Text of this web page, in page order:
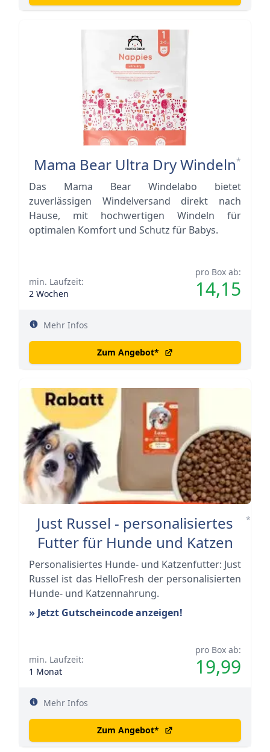
Mama Bear Ultra Dry Windeln*
Das Mama Bear Windelabo bietet
zuverlässigen Windelversand direkt nach
Hause, mit hochwertigen Windeln für
optimalen Komfort und Schutz für Babys.
pro Box ab:
14,15
min. Laufzeit:
2 Wochen
Mehr Infos
Zum Angebot*
Just Russel - personalisiertes
Futter für Hunde und Katzen
*
Personalisiertes Hunde- und Katzenfutter: Just
Russel ist das HelloFresh der personalisierten
Hunde- und Katzennahrung.
» Jetzt Gutscheincode anzeigen!
pro Box ab:
19,99
min. Laufzeit:
1 Monat
Mehr Infos
Zum Angebot*